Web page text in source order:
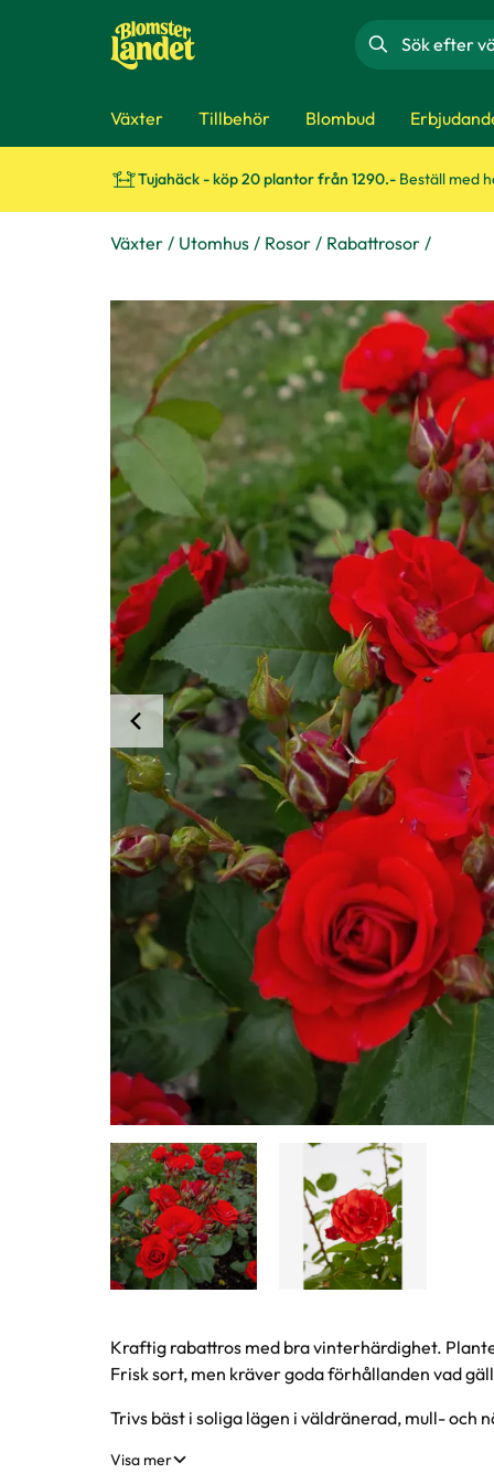
Sök
Växter Tillbehör Blombud
Tujahäck - köp 20 plantor från 1290.- Beställ med
Växter Utomhus Rosor Rabattrosor
Produktinformation
Kraftig rabattros med bra vinterhärdighet.
Frisk sort, men kräver goda förhållanden vad
Trivs bäst i soliga lägen i väldränerad, mull- och
Visa mer